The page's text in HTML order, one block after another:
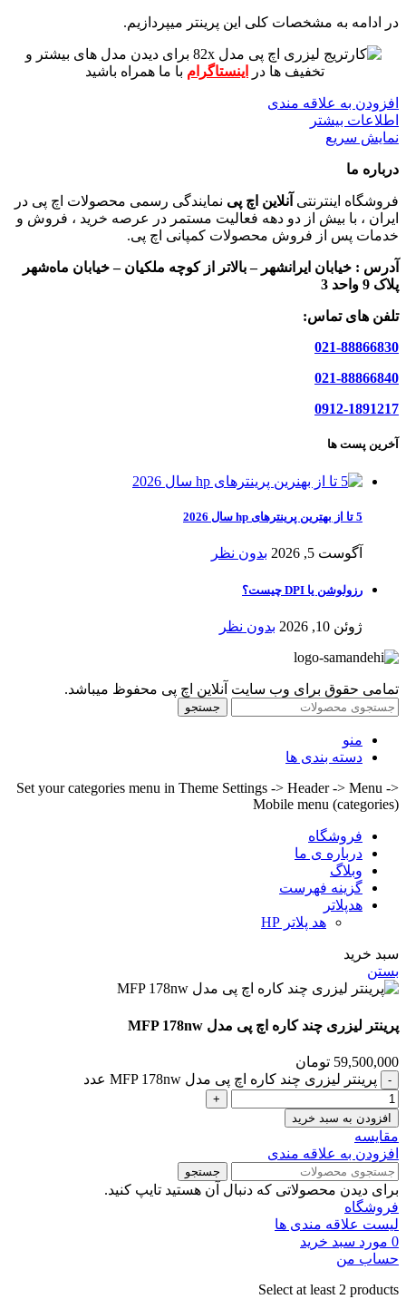
در ادامه به مشخصات کلی این پرینتر میپردازیم.
برای دیدن مدل های بیشتر و
تخفیف ها در
اینستاگرام با ما همراه باشید
افزودن به علاقه مندی
اطلاعات بیشتر
نمایش سریع
درباره ما
فروشگاه اینترنتی آنلاین اچ پی نمایندگی رسمی محصولات اچ پی در
ایران ، با بیش از دو دهه فعالیت مستمر در عرصه خرید ، فروش و
خدمات پس از فروش محصولات کمپانی اچ پی.
آدرس : خیابان ایرانشهر – بالاتر از کوچه ملکیان – خیابان ماه‌شهر
پلاک 9 واحد 3
تلفن های تماس:
021-88866830
021-88866840
0912-1891217
آخرین پست ها
5 تا از بهترین پرینترهای hp سال 2026
آگوست 5, 2026 بدون نظر
رزولوشن یا DPI چیست؟
ژوئن 10, 2026 بدون نظر
تمامی حقوق برای وب سایت آنلاین اچ پی محفوظ میباشد.
جستجو
منو
دسته بندی ها
Set your categories menu in Theme Settings -> Header -> Menu ->
Mobile menu (categories)
فروشگاه
درباره ی ما
وبلاگ
گزینه فهرست
هدپلاتر
هد پلاتر HP
سبد خرید
بستن
پرینتر لیزری چند کاره اچ‌ پی مدل MFP 178nw
59,500,000 تومان
پرینتر لیزری چند کاره اچ‌ پی مدل MFP 178nw عدد
افزودن به سبد خرید
مقايسه
افزودن به علاقه مندی
جستجو
برای دیدن محصولاتی که دنبال آن هستید تایپ کنید.
فروشگاه
لیست علاقه مندی ها
0 مورد سبد خرید
حساب من
Select at least 2 products